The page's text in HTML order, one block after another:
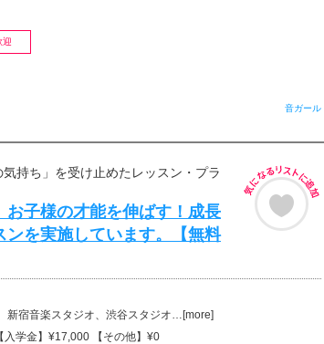
迎
音ガール
持ち」を受け止めたレッスン・プラ
お子様の才能を伸ばす！成長
ンを実施しています。【無料
新宿音楽スタジオ、渋谷スタジオ…[more]
入学金】¥17,000 【その他】¥0